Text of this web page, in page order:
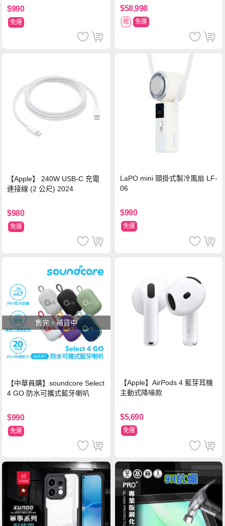
$990
免運
$58,998
贈 免運
【Apple】 240W USB-C 充電
連接線 (2 公尺) 2024
$980
免運
LaPO mini 頸掛式製冷風扇 LF-
06
$990
免運
售完，補貨中
【中華員購】soundcore Select
4 GO 防水可攜式藍牙喇叭
$990
免運
【Apple】AirPods 4 藍芽耳機
主動式降噪款
$5,690
免運